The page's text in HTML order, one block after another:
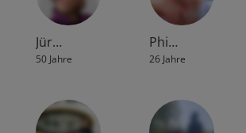
Jür…
50 Jahre
Phi…
26 Jahre